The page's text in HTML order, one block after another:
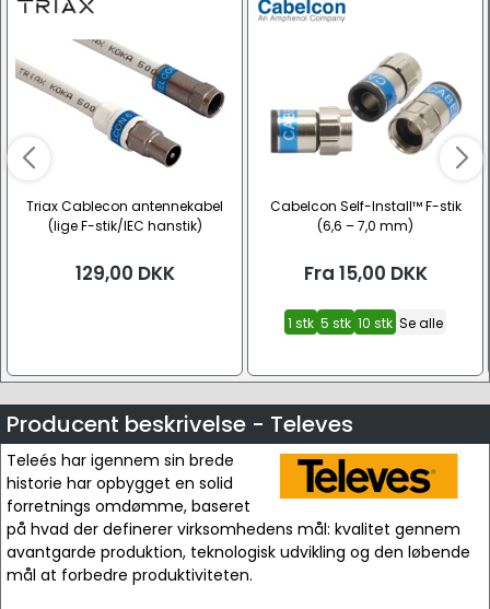
Triax Cablecon antennekabel
(lige F-stik/IEC hanstik)
129,00 DKK
Cabelcon Self-Install™ F-stik
(6,6 – 7,0 mm)
Fra 15,00 DKK
1 stk 5 stk 10 stk Se alle
Producent beskrivelse - Televes
Teleés har igennem sin brede
historie har opbygget en solid
forretnings omdømme, baseret
på hvad der definerer virksomhedens mål: kvalitet gennem
avantgarde produktion, teknologisk udvikling og den løbende
mål at forbedre produktiviteten.